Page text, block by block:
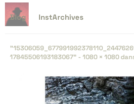
Blog InstArchives
17845506193183067" - 1080 × 1080